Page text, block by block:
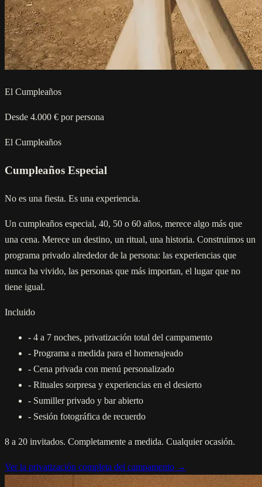
El Cumpleaños
Desde 4.000 € por persona
El Cumpleaños
Cumpleaños Especial
No es una fiesta. Es una experiencia.
Un cumpleaños especial, 40, 50 o 60 años, merece algo más que
una cena. Merece un destino, un ritual, una historia. Construimos un
programa privado alrededor de la persona: las experiencias que
nunca ha vivido, las personas que más importan, el lugar que no
tiene igual.
Incluido
- 4 a 7 noches, privatización total del campamento
- Programa a medida para el homenajeado
- Cena privada con menú personalizado
- Rituales sorpresa y experiencias en el desierto
- Sumiller privado y bar abierto
- Sesión fotográfica de recuerdo
8 a 20 invitados. Completamente a medida. Cualquier ocasión.
Ver la privatización completa del campamento →